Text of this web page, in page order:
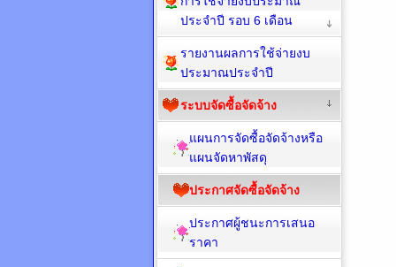
ประจำปี รอบ 6 เดือน
รายงานผลการใช้จ่ายงบ
ประมาณประจำปี
ระบบจัดซื้อจัดจ้าง
แผนการจัดซื้อจัดจ้างหรือ
แผนจัดหาพัสดุ
ประกาศจัดซื้อจัดจ้าง
ประกาศผู้ชนะการเสนอ
ราคา